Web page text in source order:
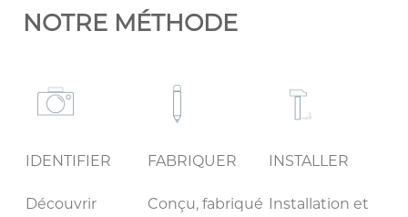
NOTRE MÉTHODE
IDENTIFIER
Découvrir
FABRIQUER
Conçu, fabriqué
INSTALLER
Installation et